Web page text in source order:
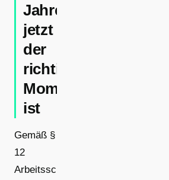
Jahresunterweisung
jetzt
der
richtige
Moment
ist
Gemäß §
12
Arbeitsschutzgesetz